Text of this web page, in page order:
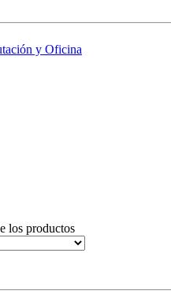
y Oficina
los productos